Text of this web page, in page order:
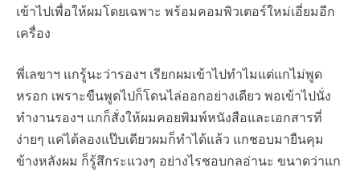
เข้าไปเพื่อให้ผมโดยเฉพาะ พร้อมคอมพิวเตอร์ใหม่เอี่ยมอีก
เครื่อง
พี่เลขาฯ แกรู้นะว่ารองฯ เรียกผมเข้าไปทำไมแต่แกไม่พูด
หรอก เพราะขืนพูดไปก็โดนไล่ออกอย่างเดียว พอเข้าไปนั่ง
ทำงานรองฯ แกก็สั่งให้ผมคอยพิมพ์หนังสือและเอกสารที่
ง่ายๆ แค่ได้ลองแป๊บเดียวผมก็ทำได้แล้ว แกชอบมายืนคุม
ข้างหลังผม ก็รู้สึกระแวงๆ อย่างไรชอบกลอ่านะ ขนาดว่าแก